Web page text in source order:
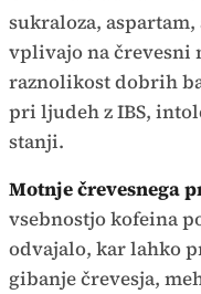
sukraloza,
vplivajo na črevesni
raznolikost dobrih
pri ljudeh z IBS,
stanji.
Motnje črevesnega
vsebnostjo kofeina
odvajalo, kar lahko
gibanje črevesja,